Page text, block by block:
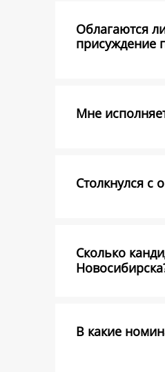
Облагаются
присуждение
Мне
Столкнулся с
Сколько
В какие